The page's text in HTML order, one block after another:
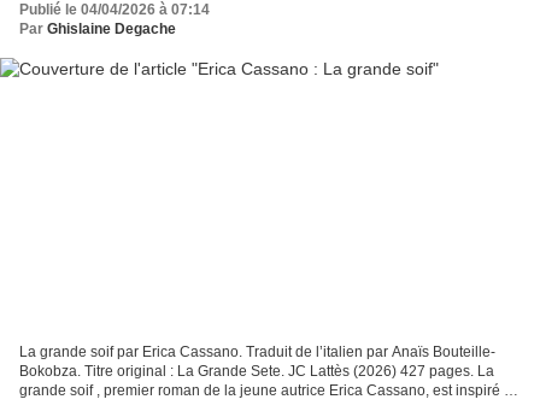
Publié le 04/04/2026 à 07:14
Par Ghislaine Degache
La grande soif par Erica Cassano. Traduit de l’italien par Anaïs Bouteille-
Bokobza. Titre original : La Grande Sete. JC Lattès (2026) 427 pages. La
grande soif , premier roman de la jeune autrice Erica Cassano, est inspiré de